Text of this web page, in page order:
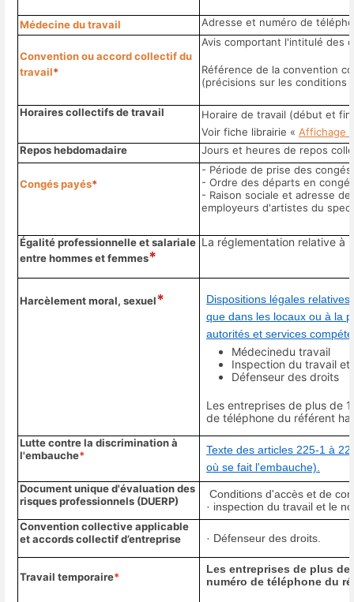
Médecine du travail Adresse et numéro de
Convention ou accord collectif du
travail*
Avis comportant l'intitulé des
Référence de la convention
(précisions sur les conditions
Horaires collectifs de travail
Horaire de travail (début et
Voir fiche librairie « Affichage
Repos hebdomadaire
Jours et heures de repos
Congés payés*
- Période de prise des
- Ordre des départs en
- Raison sociale et adresse
employeurs d'artistes du
Égalité professionnelle et salariale
entre hommes et femmes*
La réglementation relative à
Harcèlement moral, sexuel*
Dispositions légales
que dans les locaux ou à la
autorités et services
Médecinedu travail
Inspection du travail
Défenseur des droits
Les entreprises de plus de
de téléphone du référent
Lutte contre la discrimination à
l'embauche*
Texte des articles 225-1 à
où se fait l'embauche).
Document unique d'évaluation des
risques professionnels (DUERP)
Conditions d'accès et de
· inspection du travail et le
Convention collective applicable
et accords collectif d’entreprise
· Défenseur des droits.
Travail temporaire*
Les entreprises de plus
numéro de téléphone du